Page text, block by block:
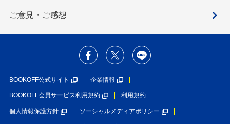
ご意見・ご感想
BOOKOFF公式サイト 企業情報
BOOKOFF会員サービス利用規約 利用規約
個人情報保護方針 ソーシャルメディアポリシー